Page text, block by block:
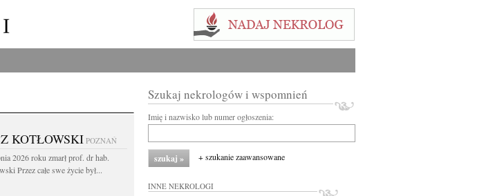
KOTŁOWSKIPOZNAŃ
2026 roku zmarł prof. dr hab.
Przez całe swe życie był...
Szukaj nekrologów i wspomnień
Imię i nazwisko lub numer ogłoszenia:
+ szukanie zaawansowane
INNE NEKROLOGI